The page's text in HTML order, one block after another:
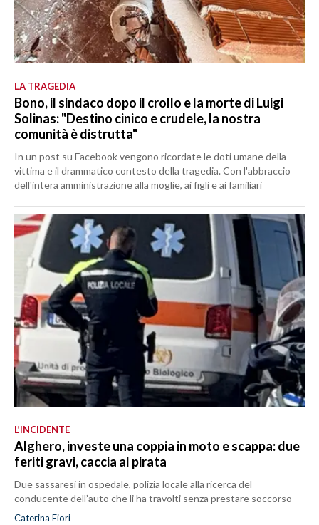
LA TRAGEDIA
Bono, il sindaco dopo il crollo e la morte di Luigi
Solinas: "Destino cinico e crudele, la nostra
comunità è distrutta"
In un post su Facebook vengono ricordate le doti umane della
vittima e il drammatico contesto della tragedia. Con l'abbraccio
dell'intera amministrazione alla moglie, ai figli e ai familiari
L’INCIDENTE
Alghero, investe una coppia in moto e scappa: due
feriti gravi, caccia al pirata
Due sassaresi in ospedale, polizia locale alla ricerca del
conducente dell’auto che li ha travolti senza prestare soccorso
Caterina Fiori